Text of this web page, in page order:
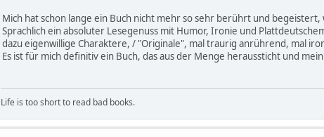
Mich hat schon lange ein Buch nicht mehr so sehr berührt und
Sprachlich ein absoluter Lesegenuss mit Humor, Ironie und
dazu eigenwillige Charaktere, / "Originale", mal traurig anrührend, mal
Es ist für mich definitiv ein Buch, das aus der Menge heraussticht und
Life is too short to read bad books.